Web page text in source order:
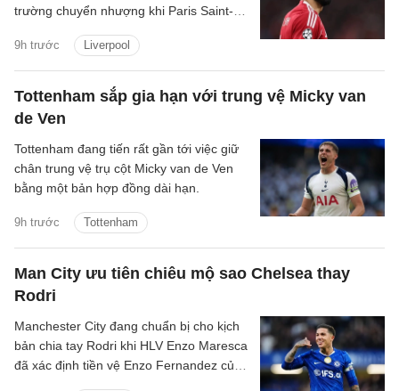
9h trước Liverpool
trường chuyển nhượng khi Paris Saint-
người thay Mohamed Salah để đẩy giá
Bradley Barcola lên mức rất cao.
Tottenham sắp gia hạn với trung vệ Micky van
de Ven
9h trước Tottenham
Tottenham đang tiến rất gần tới việc giữ
chân trung vệ trụ cột Micky van de Ven
bằng một bản hợp đồng dài hạn.
Man City ưu tiên chiêu mộ sao Chelsea thay
Rodri
Manchester City đang chuẩn bị cho kịch
bản chia tay Rodri khi HLV Enzo Maresca
đã xác định tiền vệ Enzo Fernandez của